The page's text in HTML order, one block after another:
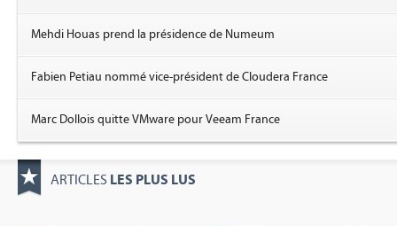
Mehdi Houas prend la présidence de Numeum
Fabien Petiau nommé vice-président de Cloudera France
Marc Dollois quitte VMware pour Veeam France
ARTICLES LES PLUS LUS